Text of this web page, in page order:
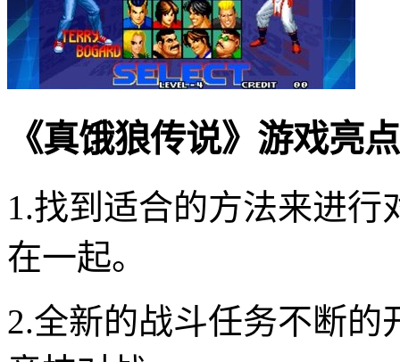
《真饿狼传说》游戏亮
1.找到适合的方法来进
在一起。
2.全新的战斗任务不断